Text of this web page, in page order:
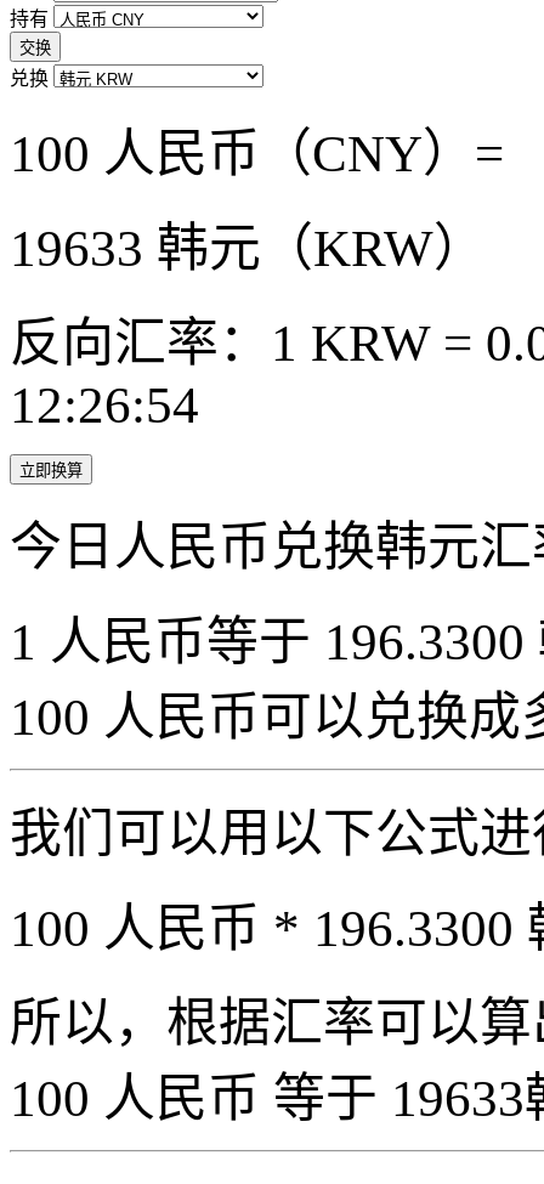
持有
交换
兑换
100 人民币（CNY）=
19633 韩元（KRW）
反向汇率：1 KRW =
12:26:54
立即换算
今日人民币兑换韩元
1 人民币等于
100 人民币可以兑换成
我们可以用以下公式
100 人民币 * 196.3300
所以，根据汇率可以
100 人民币 等于